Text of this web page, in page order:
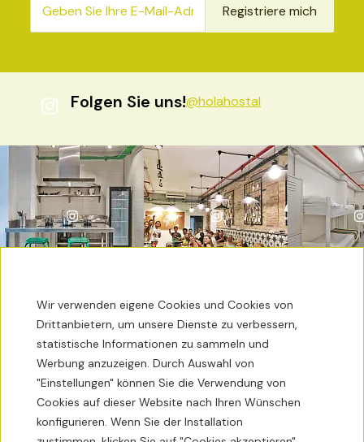
Registriere mich
Folgen Sie uns!@holahostal
Zeit 29ºC
Kontakt
Wir verwenden eigene Cookies und Cookies von
Drittanbietern, um unsere Dienste zu verbessern,
statistische Informationen zu sammeln und
Werbung anzuzeigen. Durch Auswahl von
"Einstellungen" können Sie die Verwendung von
Cookies auf dieser Website nach Ihren Wünschen
konfigurieren. Wenn Sie der Installation